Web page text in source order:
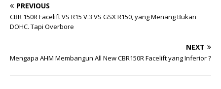
PREVIOUS
CBR 150R Facelift VS R15 V.3 VS GSX R150, yang Menang Bukan
DOHC. Tapi Overbore
NEXT
Mengapa AHM Membangun All New CBR150R Facelift yang Inferior ?